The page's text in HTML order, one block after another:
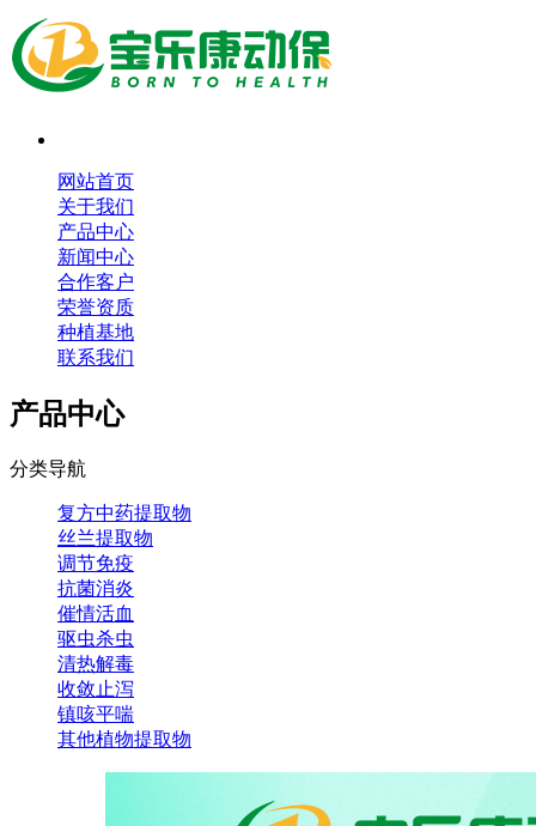
网站首页
关于我们
产品中心
新闻中心
合作客户
荣誉资质
种植基地
联系我们
产品中心
分类导航
复方中药提取物
丝兰提取物
调节免疫
抗菌消炎
催情活血
驱虫杀虫
清热解毒
收敛止泻
镇咳平喘
其他植物提取物